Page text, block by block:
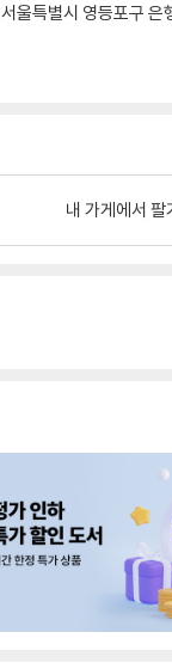
서울특별시 영등포구 은
내 가게에서 팔